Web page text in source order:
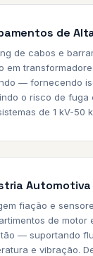
de
de cabos e
em
— fornecendo
o risco de fuga
de 1 kV-50
Automotiva
fiação e
de motor
— suportando
e vibração.